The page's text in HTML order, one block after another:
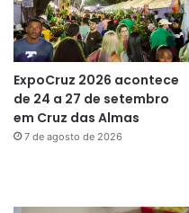
ExpoCruz 2026 acontece
de 24 a 27 de setembro
em Cruz das Almas
7 de agosto de 2026